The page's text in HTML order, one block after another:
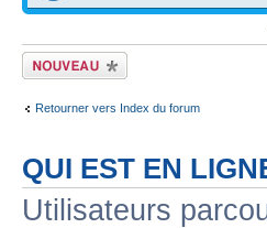
Écrire un nouveau
sujet
Retourner vers Index du forum
QUI EST EN
Utilisateurs